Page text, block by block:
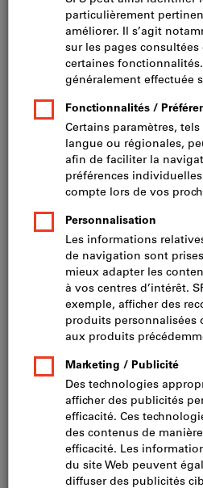
Prix par 1 Unité
TVA incluse Prix et frais de livraison
Prix HT CHF 82.60
Taille de confection DE:
48 50 52
44 54 58
25
Tableau des tailles